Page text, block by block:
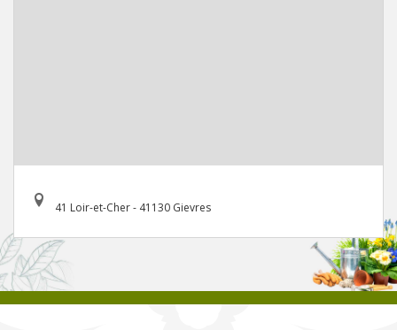
41 Loir-et-Cher - 41130 Gievres